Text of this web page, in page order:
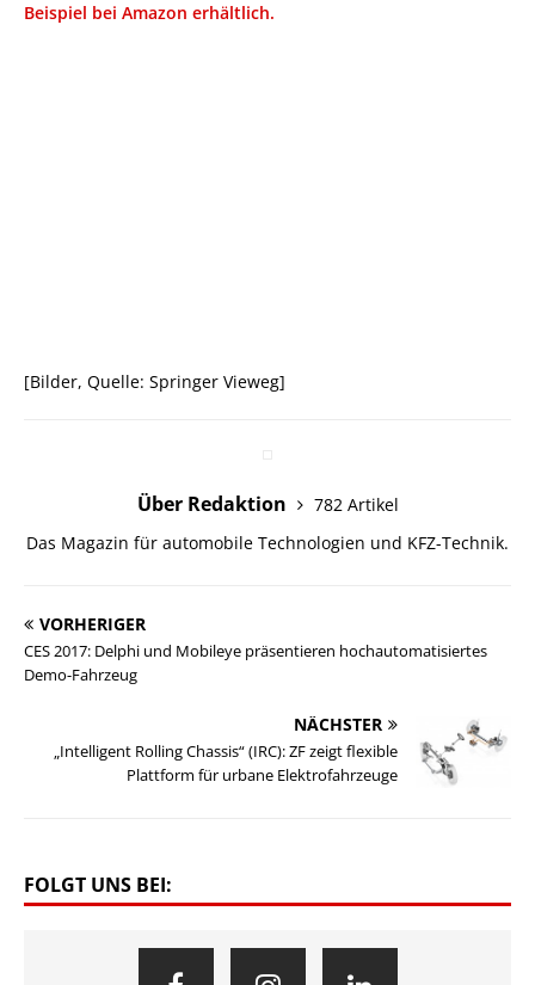
Beispiel bei Amazon erhältlich.
[Bilder, Quelle: Springer Vieweg]
Über Redaktion
782 Artikel
Das Magazin für automobile Technologien und KFZ-Technik.
VORHERIGER
CES 2017: Delphi und Mobileye präsentieren hochautomatisiertes
Demo-Fahrzeug
NÄCHSTER
„Intelligent Rolling Chassis“ (IRC): ZF zeigt flexible
Plattform für urbane Elektrofahrzeuge
FOLGT UNS BEI: